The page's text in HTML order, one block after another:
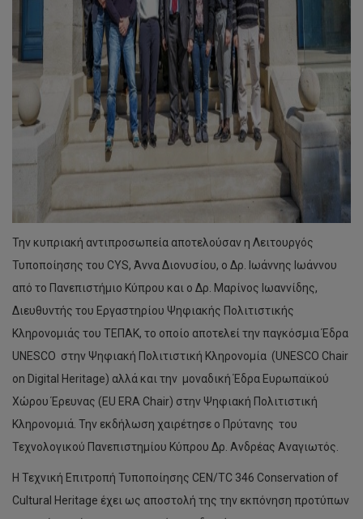
Την κυπριακή αντιπροσωπεία αποτελούσαν η Λειτουργός
Τυποποίησης του CYS, Άννα Διονυσίου, ο Δρ. Ιωάννης Ιωάννου
από το Πανεπιστήμιο Κύπρου και ο Δρ. Μαρίνος Ιωαννίδης,
Διευθυντής του Εργαστηρίου Ψηφιακής Πολιτιστικής
Κληρονομιάς του ΤΕΠΑΚ, το οποίο αποτελεί την παγκόσμια Έδρα
UNESCO στην Ψηφιακή Πολιτιστική Κληρονομία (UNESCO Chair
on Digital Heritage) αλλά και την μοναδική Έδρα Ευρωπαϊκού
Χώρου Έρευνας (EU ERA Chair) στην Ψηφιακή Πολιτιστική
Κληρονομιά. Την εκδήλωση χαιρέτησε ο Πρύτανης του
Τεχνολογικού Πανεπιστημίου Κύπρου Δρ. Ανδρέας Αναγιωτός.
H Τεχνική Επιτροπή Τυποποίησης CEN/TC 346 Conservation of
Cultural Heritage έχει ως αποστολή της την εκπόνηση προτύπων